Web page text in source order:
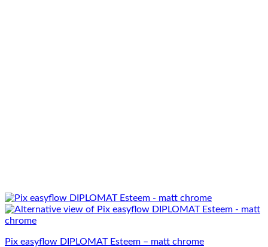
Pix easyflow DIPLOMAT Esteem – matt chrome